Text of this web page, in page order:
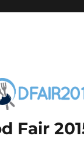
Fair